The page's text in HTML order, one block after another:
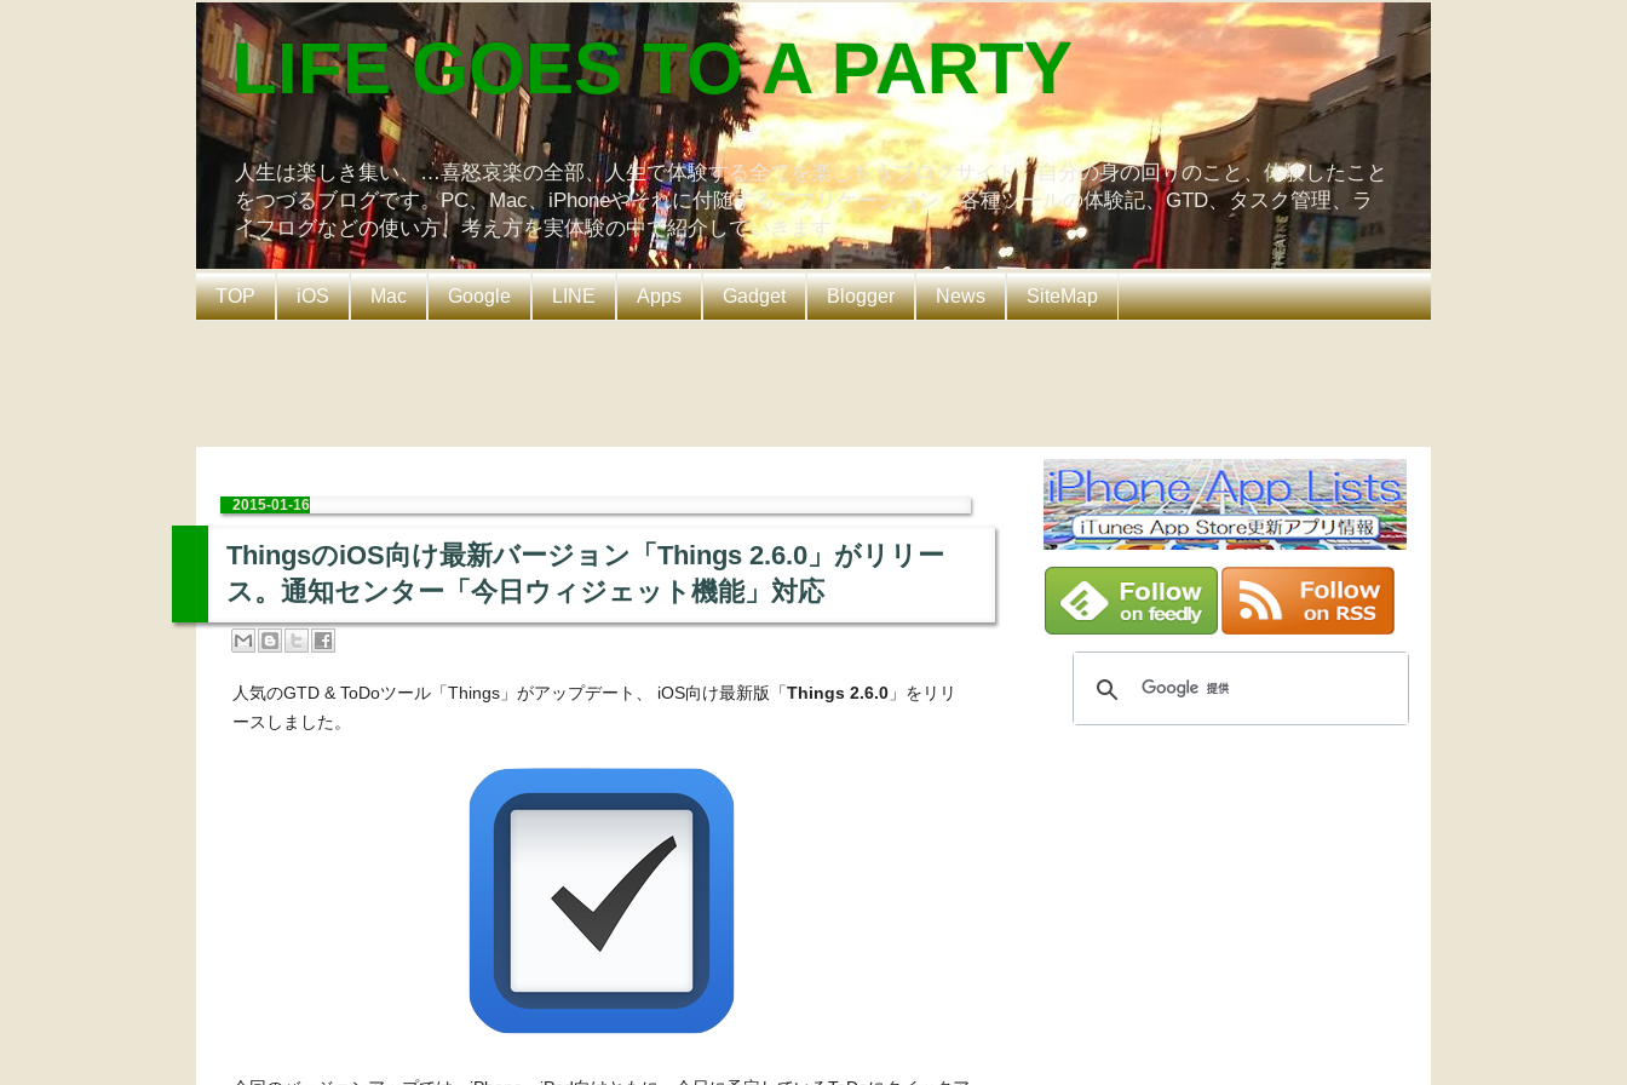
LIFE GOES TO A PARTY
人生は楽しき集い、…喜怒哀楽の全部、人生で体験する全てを楽しもうブログサイト。自分の身の回りのこと、体験したこと
をつづるブログです。PC、Mac、iPhoneやそれに付随するアプリケーション、各種ツールの体験記、GTD、タスク管理、ラ
イフログなどの使い方、考え方を実体験の中で紹介していきます。
TOP iOS Mac Google LINE Apps Gadget Blogger News SiteMap
2015-01-16
ThingsのiOS向け最新バージョン「Things 2.6.0」がリリー
ス。通知センター「今日ウィジェット機能」対応
人気のGTD & ToDoツール「Things」がアップデート、 iOS向け最新版「Things 2.6.0 」をリリ
ースしました。